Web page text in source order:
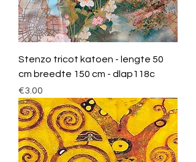
Stenzo tricot katoen - lengte 50
cm breedte 150 cm - dlap118c
Price
€3.00